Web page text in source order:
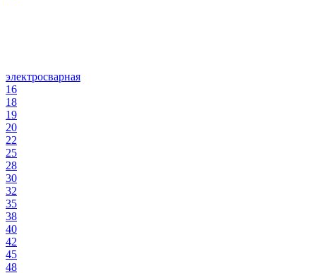
электросварная
16
18
19
20
22
25
28
30
32
35
38
40
42
45
48